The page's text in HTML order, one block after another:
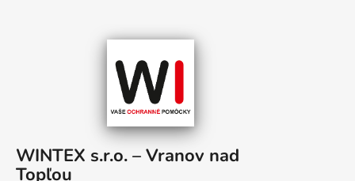
WINTEX s.r.o. – Vranov nad
Topľou